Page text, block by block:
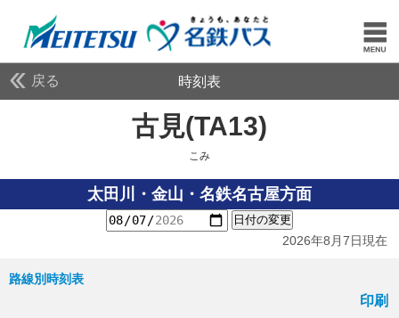
戻る 時刻表
古見(TA13)
こみ
太田川・金山・名鉄名古屋方面
日付の変更
2026年8月7日現在
路線別時刻表
印刷